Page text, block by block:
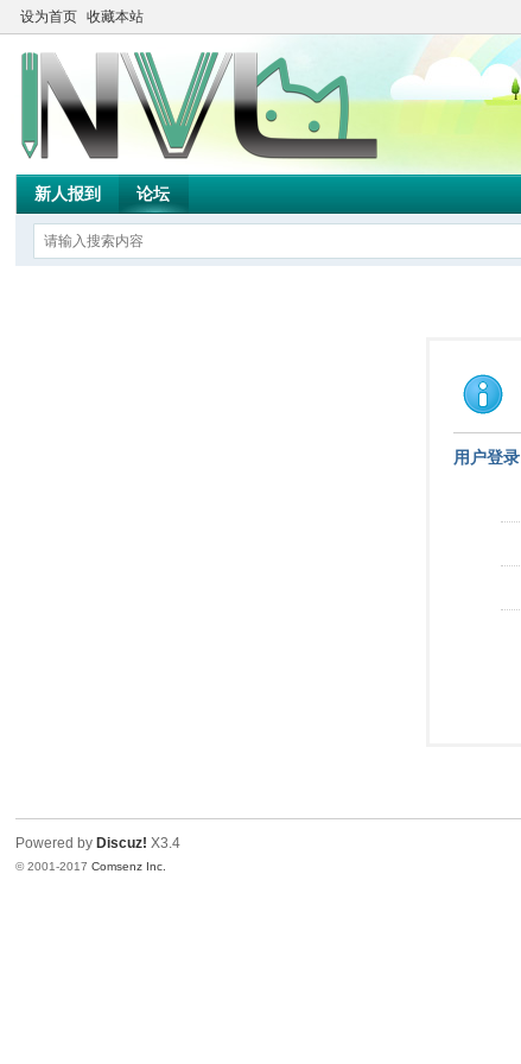
设为首页 收藏本站
新人报到 论坛
用户登录
Powered by Discuz! X3.4
© 2001-2017Comsenz Inc.